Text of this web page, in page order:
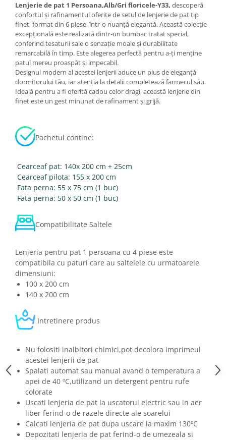
Lenjerie de pat 1 Persoana,Alb/Gri floricele-Y33, descoperă
confortul și rafinamentul oferite de setul de lenjerie de pat tip
finet, format din 6 piese, într-o nuanță elegantă. Această colecție
excepțională este realizată dintr-un bumbac tratat special,
conferind tesaturii sale o senzație moale și durabilitate
remarcabilă în timp. Este alegerea perfectă pentru a-ți menține
patul mereu proaspăt și impecabil.
Designul modern al acestei lenjerii aduce un plus de eleganță
dormitorului tău, iar atenția la detalii completează farmecul său.
Ideală pentru a fi oferită cadou celor dragi, această lenjerie din
finet este un gest minunat de rafinament și grijă.
Pachetul contine:
Cearceaf pat: 140x 200 cm + 25cm
Cearceaf pilota: 155 x 200 cm
Fata perna: 55 x 75 cm (1 buc)
Fata perna: 50 x 50 cm (1 buc)
Compatibilitate Saltele
Lenjeria pentru pat 1 persoana cu 4 piese este
compatibila cu paturi care au saltelele cu urmatoarele
dimensiuni:
100 x 200 cm
140 x 200 cm
Intretinere produs
Nu folositi inalbitori chimici,pot decolora imprimeul
acestei lenjerii de pat
Spalati automat sau manual avand o temperatura a
apei de 40 ºC,utilizand un detergent pentru rufe
colorate
Uscati lenjeria de pat la uscatorul electric sau in aer
liber ferind-o de razele directe ale soarelui
Calcati lenjeria de pat dupa uscare la maxim 130ºC
Depozitati lenjeria de pat ferind-o de umezeala si